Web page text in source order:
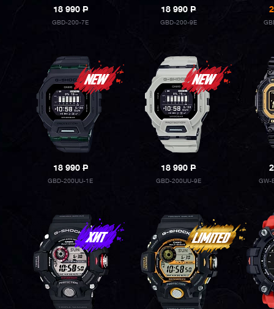
18 990P
GBD-200-7E
18 990P
GBD-200-9E
18 990P
GBD-200UU-1E
18 990P
GBD-200UU-9E GW-